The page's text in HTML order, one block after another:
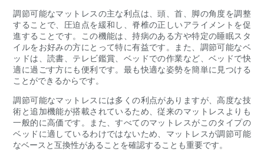
調節可能なマットレスの主な利点は、頭、首、脚の角度を調整
することで、圧迫点を緩和し、脊椎の正しいアライメントを促
進することです。この機能は、持病のある方や特定の睡眠スタ
イルをお好みの方にとって特に有益です。また、調節可能なベ
ッドは、読書、テレビ鑑賞、ベッドでの作業など、ベッドで快
適に過ごす方にも便利です。最も快適な姿勢を簡単に見つける
ことができるからです。
調節可能なマットレスには多くの利点がありますが、高度な技
術と追加機能が搭載されているため、従来のマットレスよりも
一般的に高価です。また、すべてのマットレスがこのタイプの
ベッドに適しているわけではないため、マットレスが調節可能
なベースと互換性があることを確認することも重要です。